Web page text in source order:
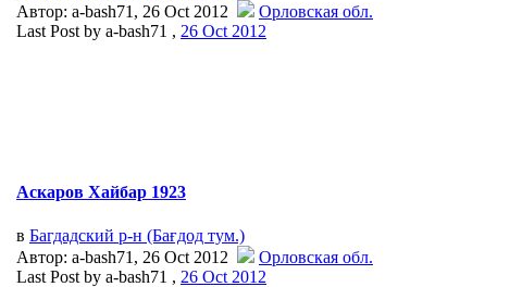
Автор: a-bash71, 26 Oct 2012
Орловская обл.
Last Post by a-bash71 , 26 Oct 2012
Аскаров Хайбар 1923
в Багдадский р-н (Бағдод тум.)
Автор: a-bash71, 26 Oct 2012
Орловская обл.
Last Post by a-bash71 , 26 Oct 2012